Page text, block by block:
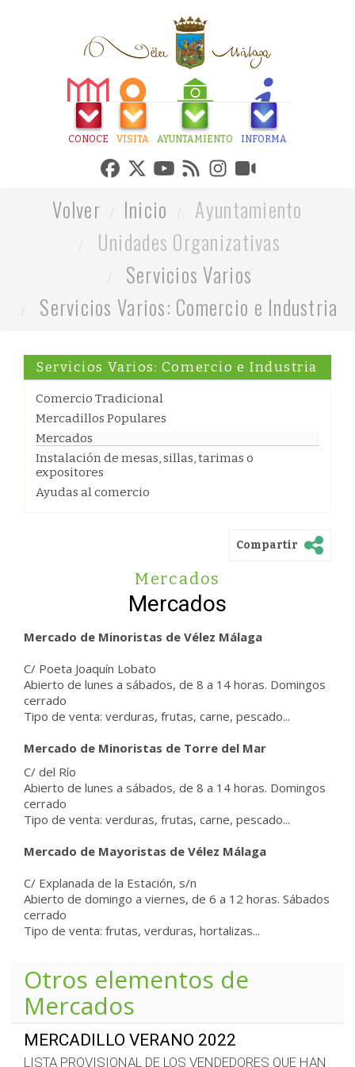
CONOCE VISITA AYUNTAMIENTO INFORMA
Volver Inicio
Ayuntamiento
Unidades Organizativas
Servicios Varios
Servicios Varios: Comercio e Industria
Servicios Varios: Comercio e Industria
Comercio Tradicional
Mercadillos Populares
Mercados
Instalación de mesas, sillas, tarimas o
expositores
Ayudas al comercio
Compartir
Mercados
Mercados
Mercado de Minoristas de Vélez Málaga
C/ Poeta Joaquín Lobato
Abierto de lunes a sábados, de 8 a 14 horas. Domingos
cerrado
Tipo de venta: verduras, frutas, carne, pescado...
Mercado de Minoristas de Torre del Mar
C/ del Río
Abierto de lunes a sábados, de 8 a 14 horas. Domingos
cerrado
Tipo de venta: verduras, frutas, carne, pescado...
Mercado de Mayoristas de Vélez Málaga
C/ Explanada de la Estación, s/n
Abierto de domingo a viernes, de 6 a 12 horas. Sábados
cerrado
Tipo de venta: frutas, verduras, hortalizas...
Otros elementos de
Mercados
MERCADILLO VERANO 2022
LISTA PROVISIONAL DE LOS VENDEDORES QUE HAN